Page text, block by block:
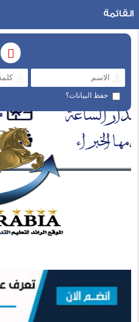
حفظ البيانات؟
القائمة